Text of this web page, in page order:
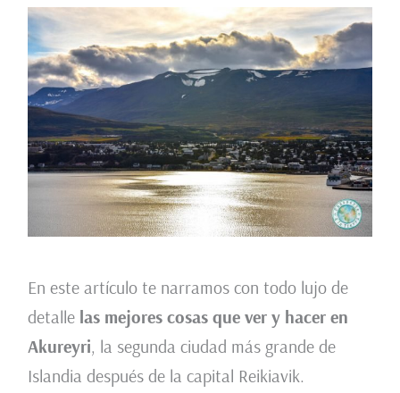
En este artículo te narramos con todo lujo de
detalle las mejores cosas que ver y hacer en
Akureyri, la segunda ciudad más grande de
Islandia después de la capital Reikiavik.